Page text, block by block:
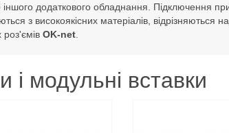
іншого додаткового обладнання. Підключення
з високоякісних матеріалів, відрізняються
OK-net.
і модульні вставки